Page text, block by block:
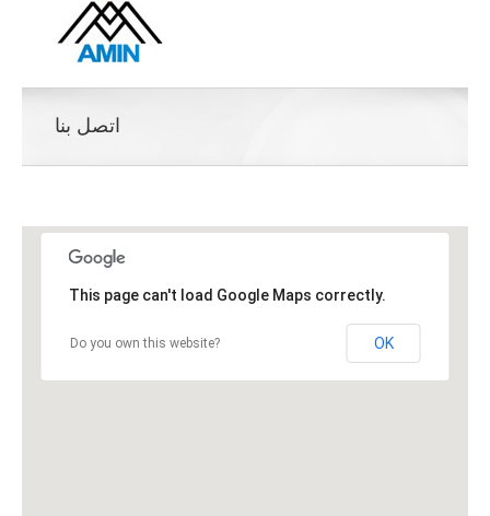
اتصل بنا
This page can't load Google Maps correctly.
Do you own this website? OK